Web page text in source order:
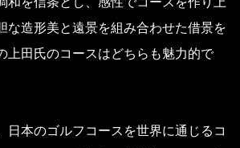
な造形美と遠景を組み合わせた借景を
上田氏のコースはどちらも魅力的で
日本のゴルフコースを世界に通じるコ